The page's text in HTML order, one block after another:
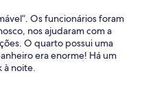
Os funcionários foram
nos ajudaram com a
O quarto possui uma
era enorme! Há um
à noite.